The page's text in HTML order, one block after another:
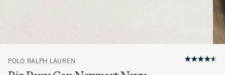
POLO RALPH LAUREN